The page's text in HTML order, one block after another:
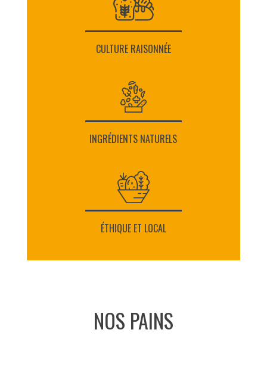
CULTURE RAISONNÉE
INGRÉDIENTS NATURELS
ÉTHIQUE ET LOCAL
NOS PAINS